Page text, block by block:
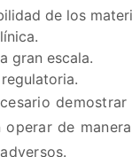
de los
gran escala.
operar de